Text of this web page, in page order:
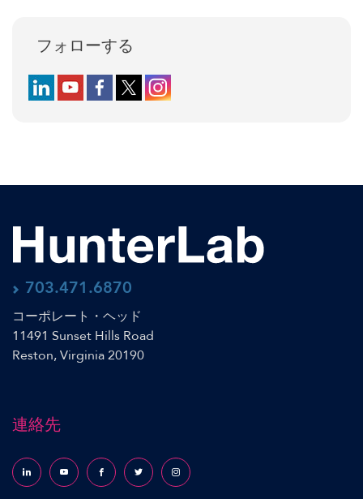
フォローする
Follow us on LinkedIn
Follow us on YouTube
Follow us on Facebook
Follow us on X (formerly Twitter)
Follow us on Instagram
703.471.6870
コーポレート・ヘッド
11491 Sunset Hills Road
Reston, Virginia 20190
連絡先
Follow us on LinkedInFollow us on YouTubeFollow us on Facebook
Follow us on X (formerly Twitter)
Follow us on Instagram